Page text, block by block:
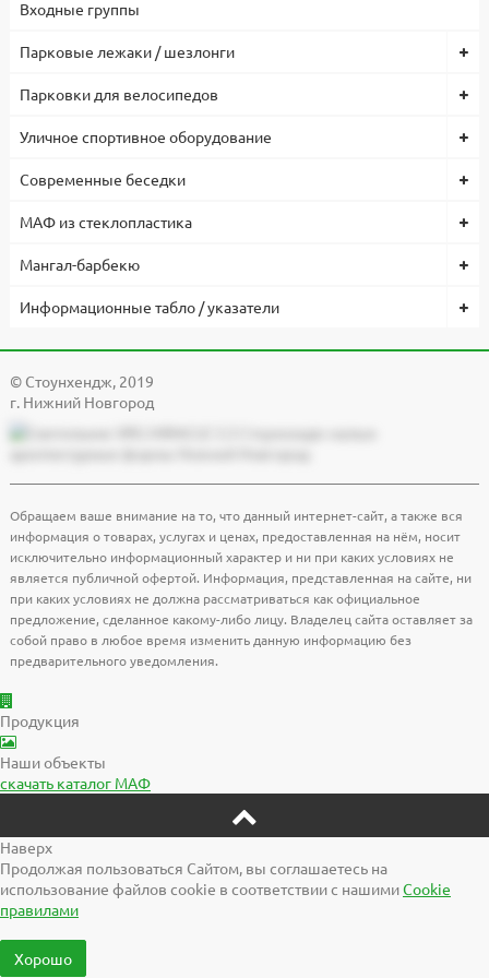
3000/4000/5000
Входные группы
Парковые лежаки / шезлонги
Парковки для велосипедов
Уличное спортивное оборудование
Современные беседки
МАФ из стеклопластика
Мангал-барбекю
Информационные табло / указатели
© Cтоунхендж, 2019
г. Нижний Новгород
Обращаем ваше внимание на то, что данный интернет-сайт, а также вся
информация о товарах, услугах и ценах, предоставленная на нём, носит
исключительно информационный характер и ни при каких условиях не
является публичной офертой. Информация, представленная на сайте, ни
при каких условиях не должна рассматриваться как официальное
предложение, сделанное какому-либо лицу. Владелец сайта оставляет за
собой право в любое время изменить данную информацию без
предварительного уведомления.
Продукция
Наши объекты
скачать каталог МАФ
Наверх
Продолжая пользоваться Сайтом, вы соглашаетесь на
использование файлов cookie в соответствии с нашимиCookiе
правилами
Хорошо